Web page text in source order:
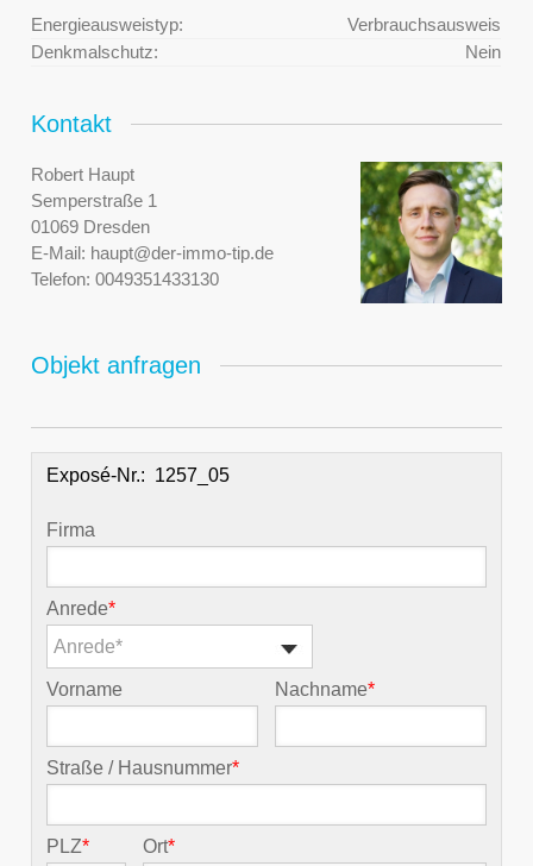
Energieausweistyp:
Verbrauchsausweis
Denkmalschutz:
Nein
Kontakt
Robert Haupt
Semperstraße 1
01069 Dresden
E-Mail: haupt@der-immo-tip.de
Telefon: 0049351433130
Objekt anfragen
Exposé-Nr.:
Firma
Anrede*
Anrede*
Vorname Nachname*
Straße / Hausnummer*
PLZ* Ort*